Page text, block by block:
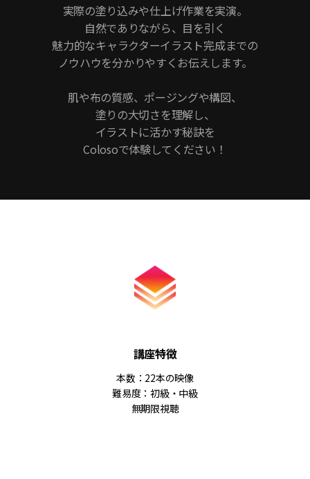
実際の塗り込みや仕上げ作業を実演。
自然でありながら、目を引く
魅力的なキャラクターイラスト完成までの
ノウハウを分かりやすくお伝えします。
肌や布の質感、ポージングや構図、
塗りの大切さを理解し、
イラストに活かす秘訣を
Colosoで体験してください！
講座特徴
本数：22本の映像
難易度：初級・中級
無期限視聴